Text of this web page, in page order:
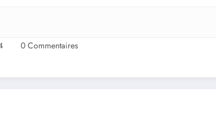
0 Commentaires